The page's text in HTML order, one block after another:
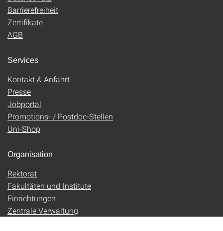
Barrierefreiheit
Zertifikate
AGB
Services
Kontakt & Anfahrt
Presse
Jobportal
Promotions- / Postdoc-Stellen
Uni-Shop
Organisation
Rektorat
Fakultäten und Institute
Einrichtungen
Zentrale Verwaltung